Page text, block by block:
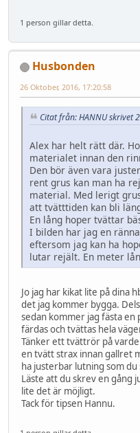
1 person gillar detta.
Husbonden
26 Oktober, 2016, 17:20:58
Citat från: HANNU skrivet
Alex har helt rätt där.
materialet innan den
Den bör även vara
rent grus kan man ha
material. Med lerigt
att tvätttiden kan bli
En lång hoper tvättar
I bilden har jag en
eftersom jag kan ha
lutar rejält. En meter
Jo jag har kikat lite på dina
det jag kommer bygga.
sedan kommer jag fästa
färdas och tvättas hela
Tänker ett tvättrör på
en tvätt strax innan gallret
ha justerbar lutning som du
Läste att du skrev en gång
lite det är möjligt.
Tack för tipsen Hannu.